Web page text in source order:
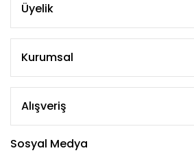
Üyelik
Kurumsal
Alışveriş
Sosyal Medya